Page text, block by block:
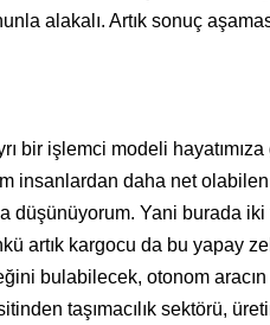
alakalı. Artık sonuç
bir işlemci modeli
insanlardan daha net
Yani burada iki
artık kargocu da bu yapay
bulabilecek, otonom
taşımacılık sektörü,